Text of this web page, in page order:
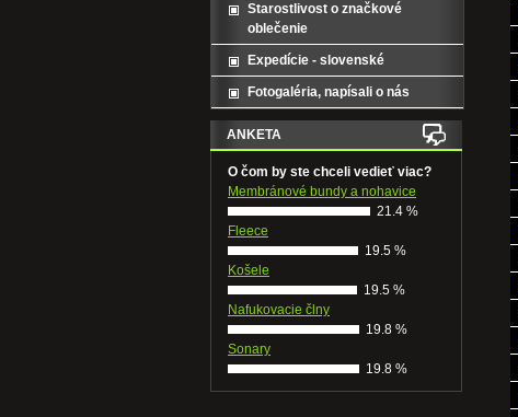
Starostlivost o značkové
oblečenie
Expedície - slovenské
Fotogaléria, napísali o nás
ANKETA
O čom by ste chceli vedieť viac?
Membránové bundy a nohavice
21.4 %
Fleece
19.5 %
Košele
19.5 %
Nafukovacie člny
19.8 %
Sonary
19.8 %